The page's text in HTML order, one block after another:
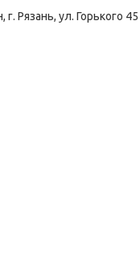
г. Рязань, ул. Горького 45